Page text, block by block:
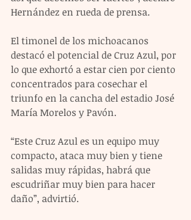
Hernández en rueda de prensa.
El timonel de los michoacanos
destacó el potencial de Cruz Azul, por
lo que exhortó a estar cien por ciento
concentrados para cosechar el
triunfo en la cancha del estadio José
María Morelos y Pavón.
“Este Cruz Azul es un equipo muy
compacto, ataca muy bien y tiene
salidas muy rápidas, habrá que
escudriñar muy bien para hacer
daño”, advirtió.